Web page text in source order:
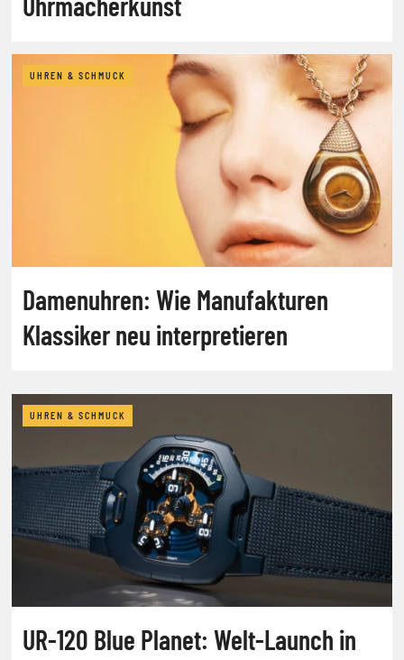
UHREN & SCHMUCK
Damenuhren: Wie Manufakturen
Klassiker neu interpretieren
UHREN & SCHMUCK
UR-120 Blue Planet: Welt-Launch in